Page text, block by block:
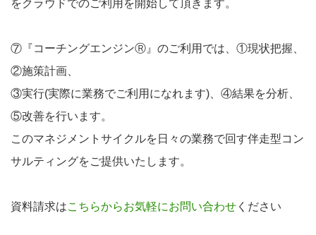
をクラウドでのご利用を開始して頂きます。
⑦『コーチングエンジンⓇ』のご利用では、①現状把握、
②施策計画、
③実行(実際に業務でご利用になれます)、④結果を分析、
⑤改善を行います。
このマネジメントサイクルを日々の業務で回す伴走型コン
サルティングをご提供いたします。
資料請求はこちらからお気軽にお問い合わせ ください